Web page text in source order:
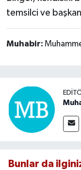
temsilci ve
Muhabir:
Bunlar da